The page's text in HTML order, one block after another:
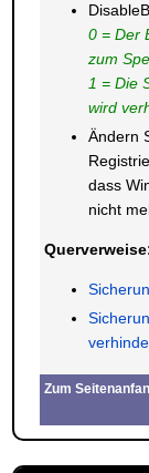
0 = Der
zum
1 = Die
wird
Ändern
dass
nicht
Zum